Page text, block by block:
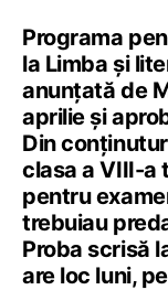
Programa
la Limba și
anunțată de
aprilie și
Din
clasa a VIII-a
pentru
trebuiau
Proba scrisă
are loc luni,